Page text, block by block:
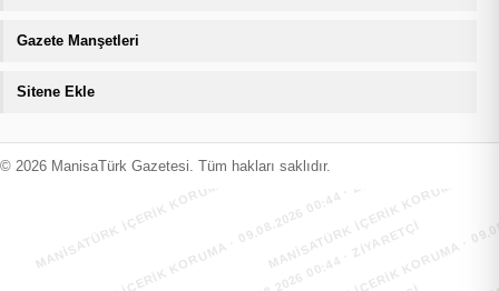
Gazete Manşetleri
Sitene Ekle
© 2026 ManisaTürk Gazetesi. Tüm hakları saklıdır.
MANİSATÜRK İÇERİK KORUMA · 09.08.2026 00:44 · ZIYARETÇI
MANİSATÜRK İÇERİK KORUMA
MANİSATÜRK İÇERİK KORUMA · 09.08.2026 00:44 · ZIYARETÇI
MANİSATÜRK İÇERİK KORUMA